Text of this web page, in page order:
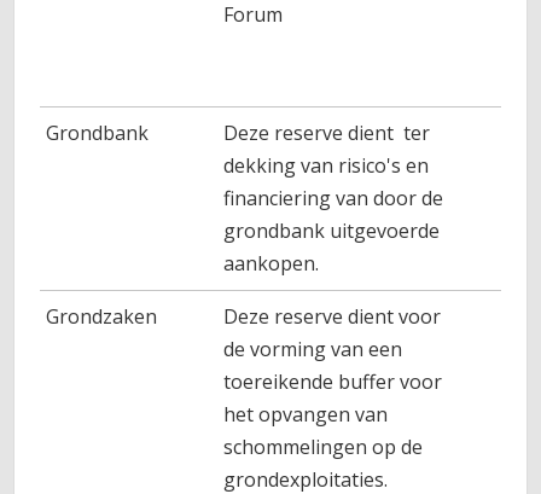
Forum
Grondbank
Deze reserve dient ter
dekking van risico's en
financiering van door de
grondbank uitgevoerde
aankopen.
Grondzaken
Deze reserve dient voor
de vorming van een
toereikende buffer voor
het opvangen van
schommelingen op de
grondexploitaties.